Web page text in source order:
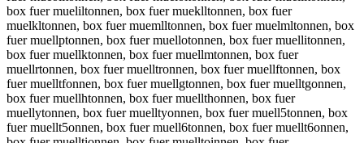
box fuer mueliltonnen, box fuer mueklltonnen, box fuer
muelkltonnen, box fuer muemlltonnen, box fuer muelmltonnen, box
fuer muellptonnen, box fuer muellotonnen, box fuer muellitonnen,
box fuer muellktonnen, box fuer muellmtonnen, box fuer
muellrtonnen, box fuer muelltronnen, box fuer muellftonnen, box
fuer muelltfonnen, box fuer muellgtonnen, box fuer muelltgonnen,
box fuer muellhtonnen, box fuer muellthonnen, box fuer
muellytonnen, box fuer muelltyonnen, box fuer muell5tonnen, box
fuer muellt5onnen, box fuer muell6tonnen, box fuer muellt6onnen,